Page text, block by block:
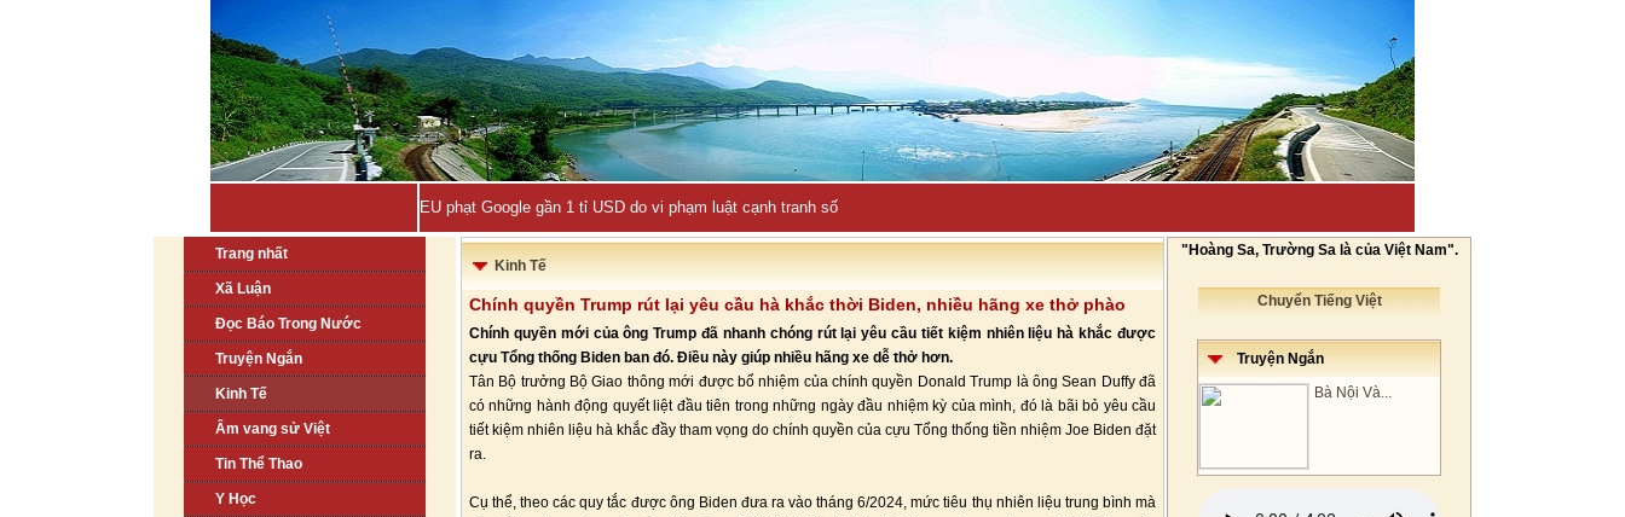
EU phạt Google gần 1 tỉ USD do vi phạm luật cạnh tranh số
Trang nhất
Xã Luận
Đọc Báo Trong Nước
Truyện Ngắn
Kinh Tế
Âm vang sử Việt
Tin Thể Thao
Y Học
Kinh Tế
Chính quyền Trump rút lại yêu cầu hà khắc thời Biden, nhiều hãng xe thở phào
Chính quyền mới của ông Trump đã nhanh chóng rút lại yêu cầu tiết kiệm nhiên liệu hà khắc được
cựu Tổng thống Biden ban đó. Điều này giúp nhiều hãng xe dễ thở hơn.
Tân Bộ trưởng Bộ Giao thông mới được bổ nhiệm của chính quyền Donald Trump là ông Sean Duffy đã
có những hành động quyết liệt đầu tiên trong những ngày đầu nhiệm kỳ của mình, đó là bãi bỏ yêu cầu
tiết kiệm nhiên liệu hà khắc đầy tham vọng do chính quyền của cựu Tổng thống tiền nhiệm Joe Biden đặt
ra.
Cụ thể, theo các quy tắc được ông Biden đưa ra vào tháng 6/2024, mức tiêu thụ nhiên liệu trung bình mà
"Hoàng Sa, Trường Sa là của Việt Nam".
Chuyển Tiếng Việt
Truyện Ngắn
Bà Nội Và...